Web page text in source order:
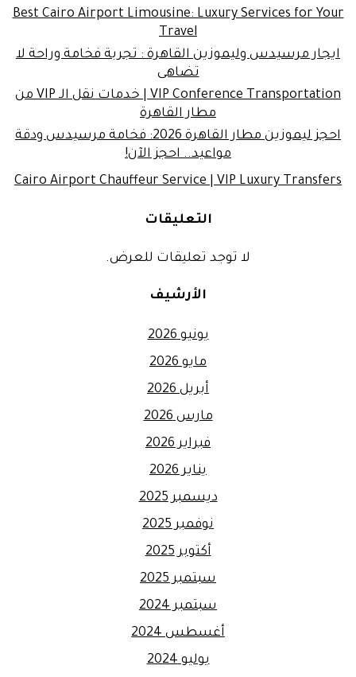
Best Cairo Airport Limousine: Luxury Services for Your
Travel
ايجار مرسيدس وليموزين القاهرة : تجربة فخامة وراحة لا
تضاهى
VIP Conference Transportation | خدمات نقل الـ VIP من
مطار القاهرة
احجز ليموزين مطار القاهرة 2026: فخامة مرسيدس ودقة
مواعيد.. احجز الآن!
Cairo Airport Chauffeur Service | VIP Luxury Transfers
التعليقات
لا توجد تعليقات للعرض.
الأرشيف
يونيو 2026
مايو 2026
أبريل 2026
مارس 2026
فبراير 2026
يناير 2026
ديسمبر 2025
نوفمبر 2025
أكتوبر 2025
سبتمبر 2025
سبتمبر 2024
أغسطس 2024
يوليو 2024